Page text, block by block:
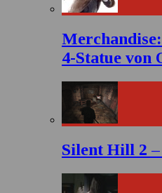
4-Statue von
Silent Hill 2